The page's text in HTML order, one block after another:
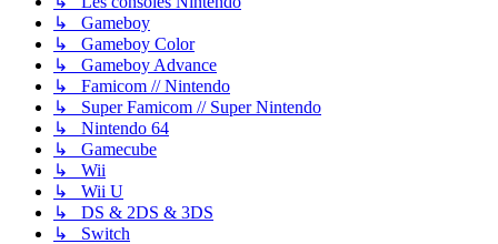
↳ Gameboy
↳ Gameboy Color
↳ Gameboy Advance
↳ Famicom // Nintendo
↳ Super Famicom // Super Nintendo
↳ Nintendo 64
↳ Gamecube
↳ Wii
↳ Wii U
↳ DS & 2DS & 3DS
↳ Switch